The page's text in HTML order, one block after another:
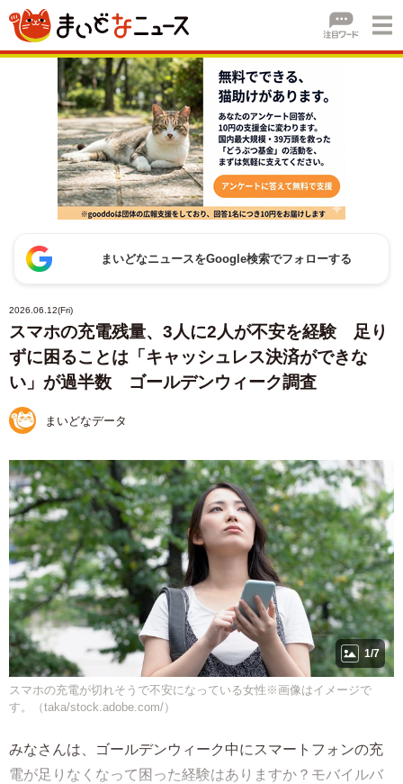
まいどなニュースをGoogle検索でフォローする
2026.06.12(Fri)
スマホの充電残量、3人に2人が不安を経験 足り
ずに困ることは「キャッシュレス決済ができな
い」が過半数 ゴールデンウィーク調査
まいどなデータ
1/7
スマホの充電が切れそうで不安になっている女性※画像はイメージで
す。（taka/stock.adobe.com/）
みなさんは、ゴールデンウィーク中にスマートフォンの充
電が足りなくなって困った経験はありますか？モバイルバ